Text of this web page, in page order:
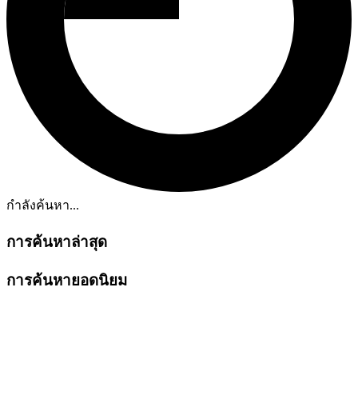
กำลังค้นหา...
การค้นหาล่าสุด
การค้นหายอดนิยม